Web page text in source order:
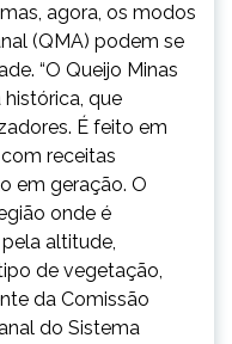
agora, os modos
(QMA) podem se
“O Queijo Minas
que
É feito em
receitas
em geração. O
onde é
altitude,
de vegetação,
da Comissão
do Sistema